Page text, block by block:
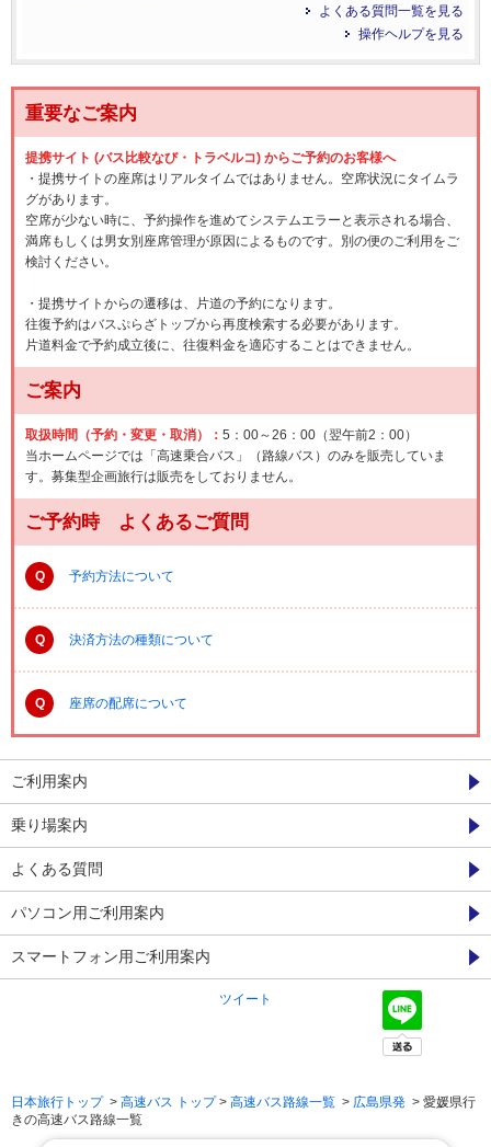
よくある質問一覧を見る
操作ヘルプを見る
重要なご案内
提携サイト (バス比較なび・トラベルコ) からご予約のお客様へ
・提携サイトの座席はリアルタイムではありません。空席状況にタイムラ
グがあります。
空席が少ない時に、予約操作を進めてシステムエラーと表示される場合、
満席もしくは男女別座席管理が原因によるものです。別の便のご利用をご
検討ください。
・提携サイトからの遷移は、片道の予約になります。
往復予約はバスぷらざトップから再度検索する必要があります。
片道料金で予約成立後に、往復料金を適応することはできません。
ご案内
取扱時間（予約・変更・取消）： 5：00～26：00（翌午前2：00）
当ホームページでは「高速乗合バス」（路線バス）のみを販売していま
す。募集型企画旅行は販売をしておりません。
ご予約時 よくあるご質問
Q 予約方法について
Q 決済方法の種類について
Q 座席の配席について
ご利用案内
乗り場案内
よくある質問
パソコン用ご利用案内
スマートフォン用ご利用案内
ツイート
日本旅行トップ> 高速バス トップ> 高速バス路線一覧 > 広島県発 > 愛媛県行
きの高速バス路線一覧